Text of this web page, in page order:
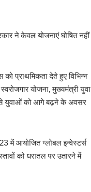
ने केवल योजनाएं घोषित नहीं
प्राथमिकता देते हुए विभिन्न
योजना, मुख्यमंत्री युवा
से युवाओं को आगे बढ़ने के अवसर
में आयोजित ग्लोबल इन्वेस्टर्स
को धरातल पर उतारने में